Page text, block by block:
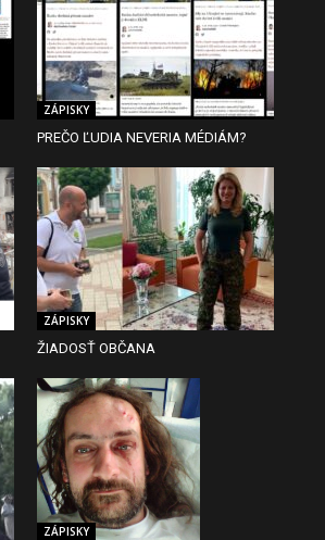
ZÁPISKY
PREČO ĽUDIA NEVERIA MÉDIÁM?
ZÁPISKY
ŽIADOSŤ OBČANA
ZÁPISKY